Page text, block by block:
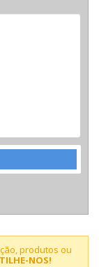
produtos ou
NOS!